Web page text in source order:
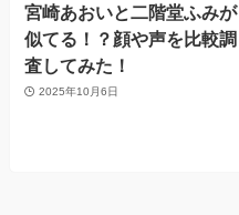
宮崎あおいと二階堂ふみが
似てる！？顔や声を比較調
査してみた！
2025年10月6日